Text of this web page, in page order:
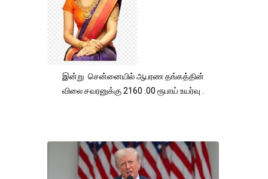
இன்று சென்னையில் ஆபரண தங்கத்தின்
விலை சவரனுக்கு 2160 .00 ரூபாய் உயர்வு .